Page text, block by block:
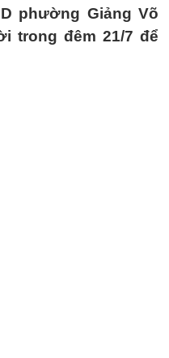
phường Giảng Võ
trong đêm 21/7 để